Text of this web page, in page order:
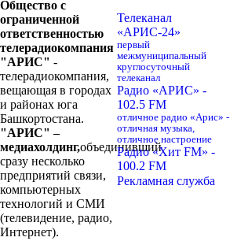
Общество с
ограниченной
ответственностью
телерадиокомпания
"АРИС" -
телерадиокомпания,
вещающая в городах
и районах юга
Башкортостана.
"АРИС" –
медиахолдинг,объединивший
сразу несколько
предприятий связи,
компьютерных
технологий и СМИ
(телевидение, радио,
Интернет).
Телеканал
«АРИС-24»
первый
межмуниципальный
круглосуточный
телеканал
Радио «АРИС» -
102.5 FM
отличное радио «Арис» -
отличная музыка,
отличное настроение
Радио «Хит FM» -
100.2 FM
Рекламная служба